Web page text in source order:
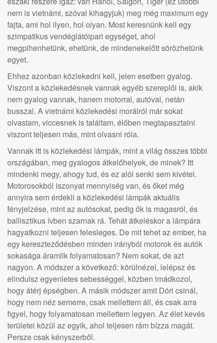
nem is vietnámi, szóval kihagyjuk) meg még maximum egy
fajta, ami hol ilyen, hol olyan. Most keresnünk kell egy
szimpatikus vendéglátóipari egységet, ahol
megpihenhetünk, ehetünk, de mindenekelőtt sörözhetünk
egyet.
Ehhez azonban közlekedni kell, jelen esetben gyalog.
Viszont a közlekedésnek vannak egyéb szereplői is, akik
nem gyalog vannak, hanem motorral, autóval, netán
busszal. A vietnámi közlekedési morálról már sokat
olvastam, viccesnek is találtam, élőben megtapasztalni
viszont teljesen más, mint olvasni róla.
Vannak itt is közlekedési lámpák, mint a világ összes többi
országában, meg gyalogos átkelőhelyek, de minek? Itt
mindenki megy, ahogy tud, és ez alól senki sem kivétel.
Motorosokból iszonyat mennyiség van, és őket még
annyira sem érdekli a közlekedési lámpák aktuális
fényjelzése, mint az autósokat, pedig ők is magasról, és
ballisztikus ívben szarnak rá. Tehát átkeléskor a lámpára
hagyatkozni teljesen felesleges. De mit tehet az ember, ha
egy kereszteződésben minden irányból motorok és autók
sokasága áramlik folyamatosan? Nem sokat, de azt
nagyon. A módszer a következő: körülnézel, lelépsz és
elindulsz egyenletes sebességgel, közben imádkozol,
hogy átérj épségben. A másik módszer amit Dóri csinál,
hogy nem néz semerre, csak mellettem áll, és csak arra
figyel, hogy folyamatosan mellettem legyen. Az élet kevés
területei közül az egyik, ahol teljesen rám bízza magát.
Persze csak kényszerből.